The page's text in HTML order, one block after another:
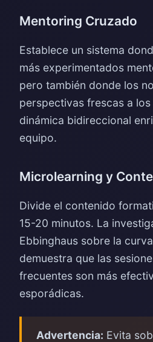
Mentoring Cruzado
Establece un sistema
más experimentados
pero también donde los
perspectivas frescas a
dinámica bidireccional
equipo.
Microlearning y
Divide el contenido
15-20 minutos. La
Ebbinghaus sobre la
demuestra que las
frecuentes son más
esporádicas.
Advertencia: Evita